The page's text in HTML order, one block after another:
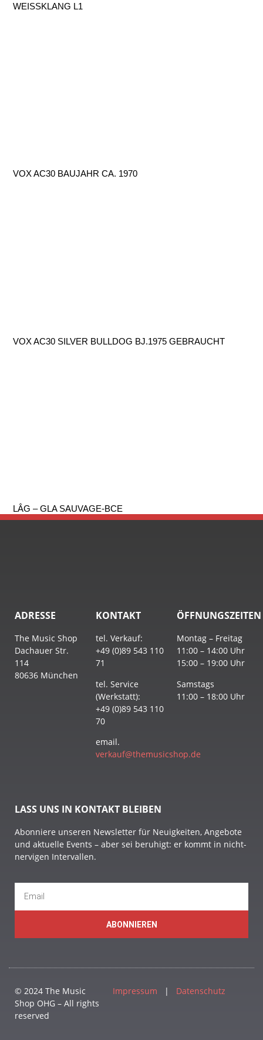
WEISSKLANG L1
VOX AC30 BAUJAHR CA. 1970
VOX AC30 SILVER BULLDOG BJ.1975 GEBRAUCHT
LÂG – GLA SAUVAGE-BCE
ADRESSE
The Music Shop
Dachauer Str.
114
80636 München
KONTAKT
tel. Verkauf:
+49 (0)89 543 110
71
tel. Service
(Werkstatt):
+49 (0)89 543 110
70
email.
verkauf@themusicshop.de
ÖFFNUNGSZEITEN
Montag – Freitag
11:00 – 14:00 Uhr
15:00 – 19:00 Uhr
Samstags
11:00 – 18:00 Uhr
LASS UNS IN KONTAKT BLEIBEN
Abonniere unseren Newsletter für Neuigkeiten, Angebote
und aktuelle Events – aber sei beruhigt: er kommt in nicht-
nervigen Intervallen.
ABONNIEREN
© 2024 The Music
Shop OHG – All rights
reserved
Impressum | Datenschutz